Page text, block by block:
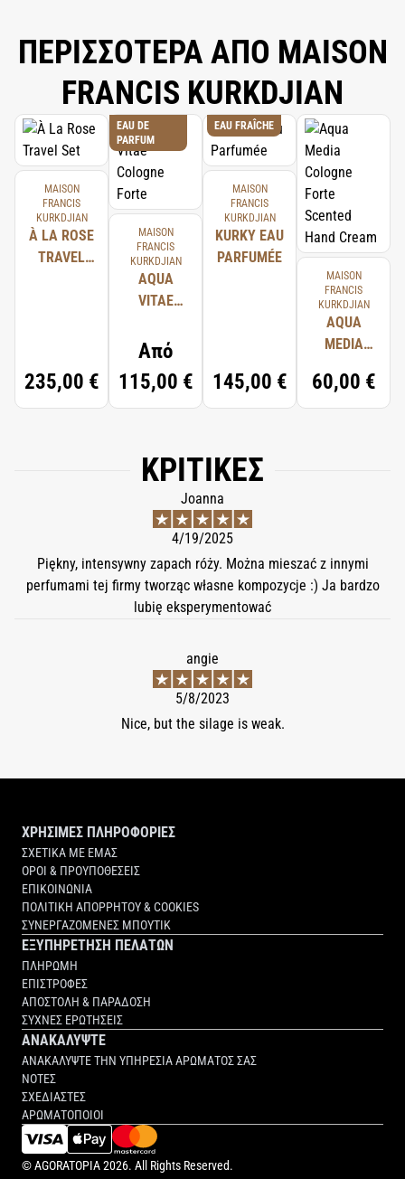
ΠΕΡΙΣΣΟΤΕΡΑ ΑΠΟ MAISON
FRANCIS KURKDJIAN
MAISON
FRANCIS
KURKDJIAN
À LA ROSE
TRAVEL
235,00 €
EAU DE
PARFUM
MAISON
FRANCIS
KURKDJIAN
AQUA
VITAE
FORTE
Από
115,00 €
EAU FRAÎCHE
MAISON
FRANCIS
KURKDJIAN
KURKY EAU
PARFUMÉE
145,00 €
MAISON
FRANCIS
KURKDJIAN
AQUA
MEDIA
FORTE
SCENTED
60,00 €
ΚΡΙΤΙΚΈΣ
Joanna
4/19/2025
Piękny, intensywny zapach róży. Można mieszać z innymi
perfumami tej firmy tworząc własne kompozycje :) Ja bardzo
lubię eksperymentować
angie
5/8/2023
Nice, but the silage is weak.
ΧΡΗΣΙΜΕΣ ΠΛΗΡΟΦΟΡΙΕΣ
ΣΧΕΤΙΚΑ ΜΕ ΕΜΑΣ
ΟΡΟΙ & ΠΡΟΥΠΟΘΕΣΕΙΣ
ΕΠΙΚΟΙΝΩΝΙΑ
ΠΟΛΙΤΙΚΗ ΑΠΟΡΡΗΤΟΥ & COOKIES
ΣΥΝΕΡΓΑΖΟΜΕΝΕΣ ΜΠΟΥΤΙΚ
ΕΞΥΠΗΡΕΤΗΣΗ ΠΕΛΑΤΩΝ
ΠΛΗΡΩΜΗ
ΕΠΙΣΤΡΟΦΕΣ
ΑΠΟΣΤΟΛΗ & ΠΑΡΑΔΟΣΗ
ΣΥΧΝΕΣ ΕΡΩΤΗΣΕΙΣ
ΑΝΑΚΑΛΥΨΤΕ
ΑΝΑΚΑΛΥΨΤΕ ΤΗΝ ΥΠΗΡΕΣΙΑ ΑΡΩΜΑΤΟΣ ΣΑΣ
ΝΟΤΕΣ
ΣΧΕΔΙΑΣΤΕΣ
ΑΡΩΜΑΤΟΠΟΙΟΙ
©AGORATOPIA2026. All Rights Reserved.